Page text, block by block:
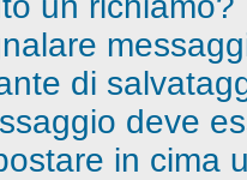
di
deve
in cima